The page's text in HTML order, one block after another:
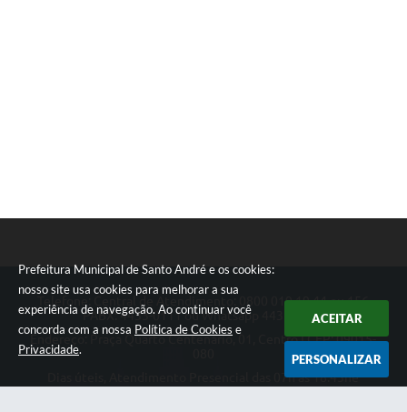
Prefeitura Municipal de Santo André e os cookies:
nosso site usa cookies para melhorar a sua
experiência de navegação. Ao continuar você
concorda com a nossa Política de Cookies e
Privacidade.
ACEITAR
PERSONALIZAR
Telefone: Central de Atendimento: 0800 019 19 44 ou 156
PABX: 4433-0111 ou Whatsapp 4433-0123
Endereço: Praça Quarto Centenário, 01, Centro | CEP: 09015-
Dias úteis, Atendimento Presencial das 07h as 18:45he